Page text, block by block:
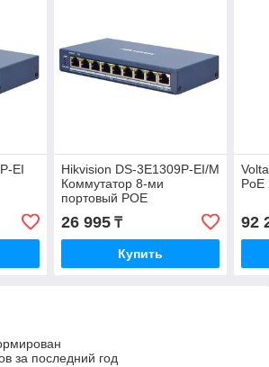
EI
Hikvision DS-3E1309P-EI/M
Коммутатор 8-ми
портовый POE
26 995₸
Купить
PoE
92
за последний год